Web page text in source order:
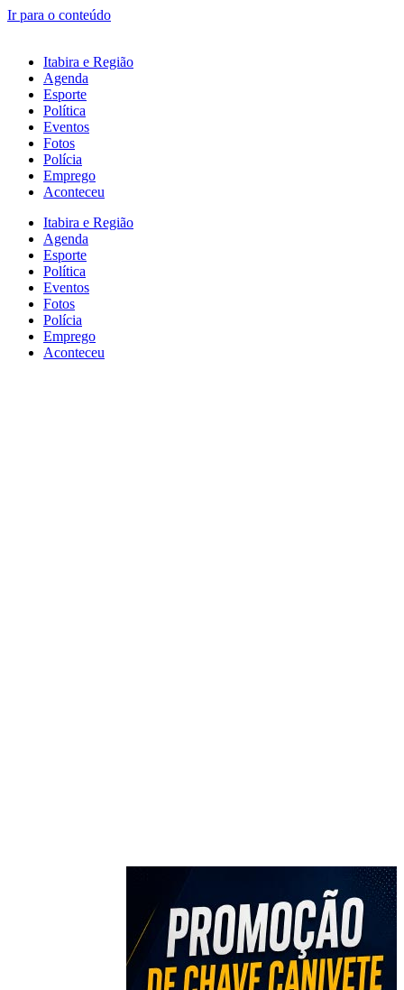
Ir para o conteúdo
Itabira e Região
Agenda
Esporte
Política
Eventos
Fotos
Polícia
Emprego
Aconteceu
Itabira e Região
Agenda
Esporte
Política
Eventos
Fotos
Polícia
Emprego
Aconteceu